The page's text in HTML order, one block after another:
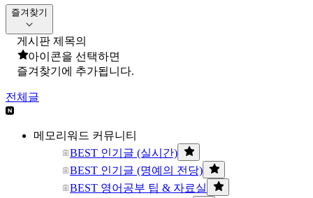
즐겨찾기
게시판 제목의
아이콘을 선택하면
즐겨찾기에 추가됩니다.
전체글
메모리워드 커뮤니티
BEST 인기글 (실시간)
BEST 인기글 (명예의 전당)
BEST 영어공부 팁 & 자료실